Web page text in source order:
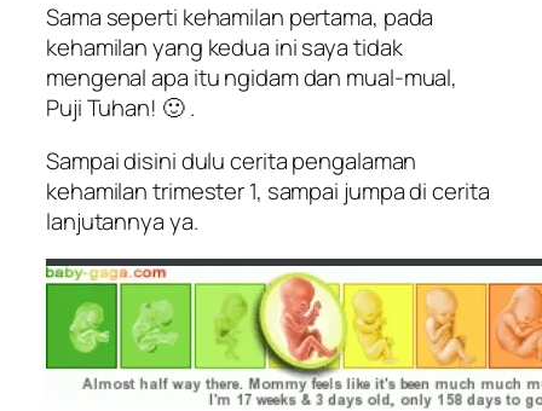
Sama seperti kehamilan pertama, pada
kehamilan yang kedua ini saya tidak
mengenal apa itu ngidam dan mual-mual,
Puji Tuhan! 🙂 .
Sampai disini dulu cerita pengalaman
kehamilan trimester 1, sampai jumpa di cerita
lanjutannya ya.